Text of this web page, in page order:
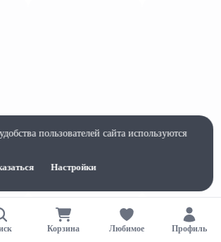
Корзина Любимое Профиль
пользователей сайта используются
Настройки